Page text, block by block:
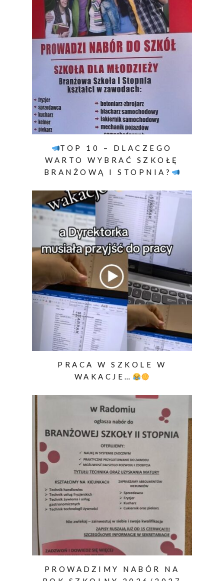
TOP 10 – DLACZEGO
WARTO WYBRAĆ SZKOŁĘ
BRANŻOWĄ I STOPNIA?
PRACA W SZKOLE W
WAKACJE…
PROWADZIMY NABÓR NA